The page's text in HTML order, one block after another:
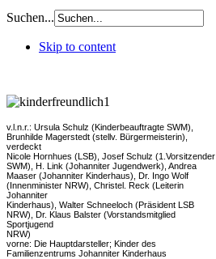
Suchen...
Skip to content
v.l.n.r.: Ursula Schulz (Kinderbeauftragte SWM),
Brunhilde Magerstedt (stellv. Bürgermeisterin),
verdeckt
Nicole Hornhues (LSB), Josef Schulz (1.Vorsitzender
SWM), H. Link (Johanniter Jugendwerk), Andrea
Maaser (Johanniter Kinderhaus), Dr. Ingo Wolf
(Innenminister NRW), Christel. Reck (Leiterin
Johanniter
Kinderhaus), Walter Schneeloch (Präsident LSB
NRW), Dr. Klaus Balster (Vorstandsmitglied
Sportjugend
NRW)
vorne: Die Hauptdarsteller; Kinder des
Familienzentrums Johanniter Kinderhaus